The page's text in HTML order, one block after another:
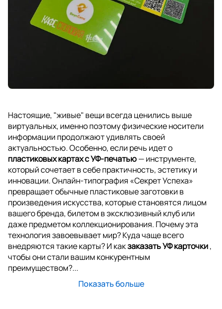
Настоящие, "живые" вещи всегда ценились выше
виртуальных, именно поэтому физические носители
информации продолжают удивлять своей
актуальностью. Особенно, если речь идет о
пластиковых картах с УФ-печатью— инструменте,
который сочетает в себе практичность, эстетику и
инновации. Онлайн-типография «Секрет Успеха»
превращает обычные пластиковые заготовки в
произведения искусства, которые становятся лицом
вашего бренда, билетом в эксклюзивный клуб или
даже предметом коллекционирования. Почему эта
технология завоевывает мир? Куда чаще всего
внедряются такие карты? И какзаказать УФ карточки,
чтобы они стали вашим конкурентным
преимуществом?...
Показать больше